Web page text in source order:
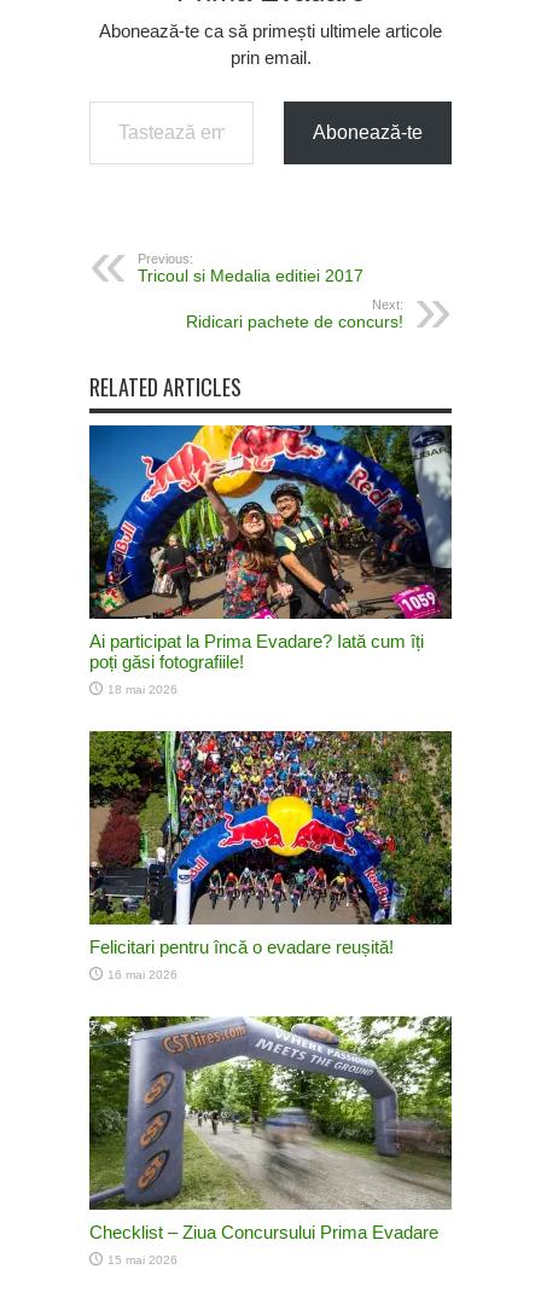
Abonează-te ca să primești ultimele articole
prin email.
Tastează emailul tău...
Abonează-te
Previous:
Tricoul si Medalia editiei 2017
Next:
Ridicari pachete de concurs!
RELATED ARTICLES
Ai participat la Prima Evadare? Iată cum îți
poți găsi fotografiile!
18 mai 2026
Felicitari pentru încă o evadare reușită!
16 mai 2026
Checklist – Ziua Concursului Prima Evadare
15 mai 2026